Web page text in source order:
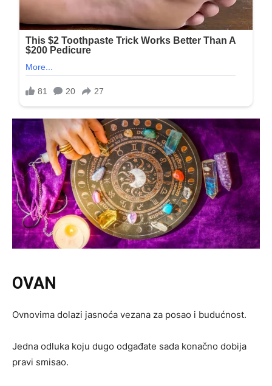
OVAN
Ovnovima dolazi jasnoća vezana za posao i budućnost.
Jedna odluka koju dugo odgađate sada konačno dobija
pravi smisao.